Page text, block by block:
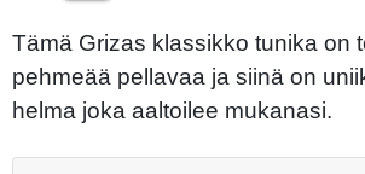
Tämä Grizas klassikko tunika on
pehmeää pellavaa ja siinä on
helma joka aaltoilee mukanasi.